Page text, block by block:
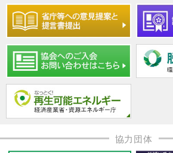
協力団体